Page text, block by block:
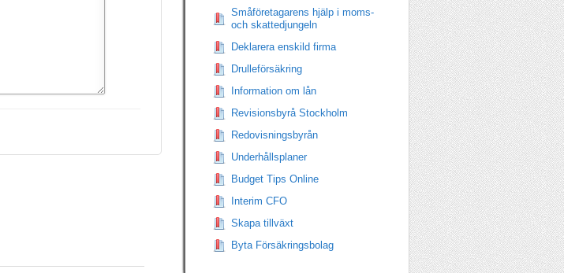
Småföretagarens hjälp i moms-
och skattedjungeln
Deklarera enskild firma
Drulleförsäkring
Information om lån
Revisionsbyrå Stockholm
Redovisningsbyrån
Underhållsplaner
Budget Tips Online
Interim CFO
Skapa tillväxt
Byta Försäkringsbolag